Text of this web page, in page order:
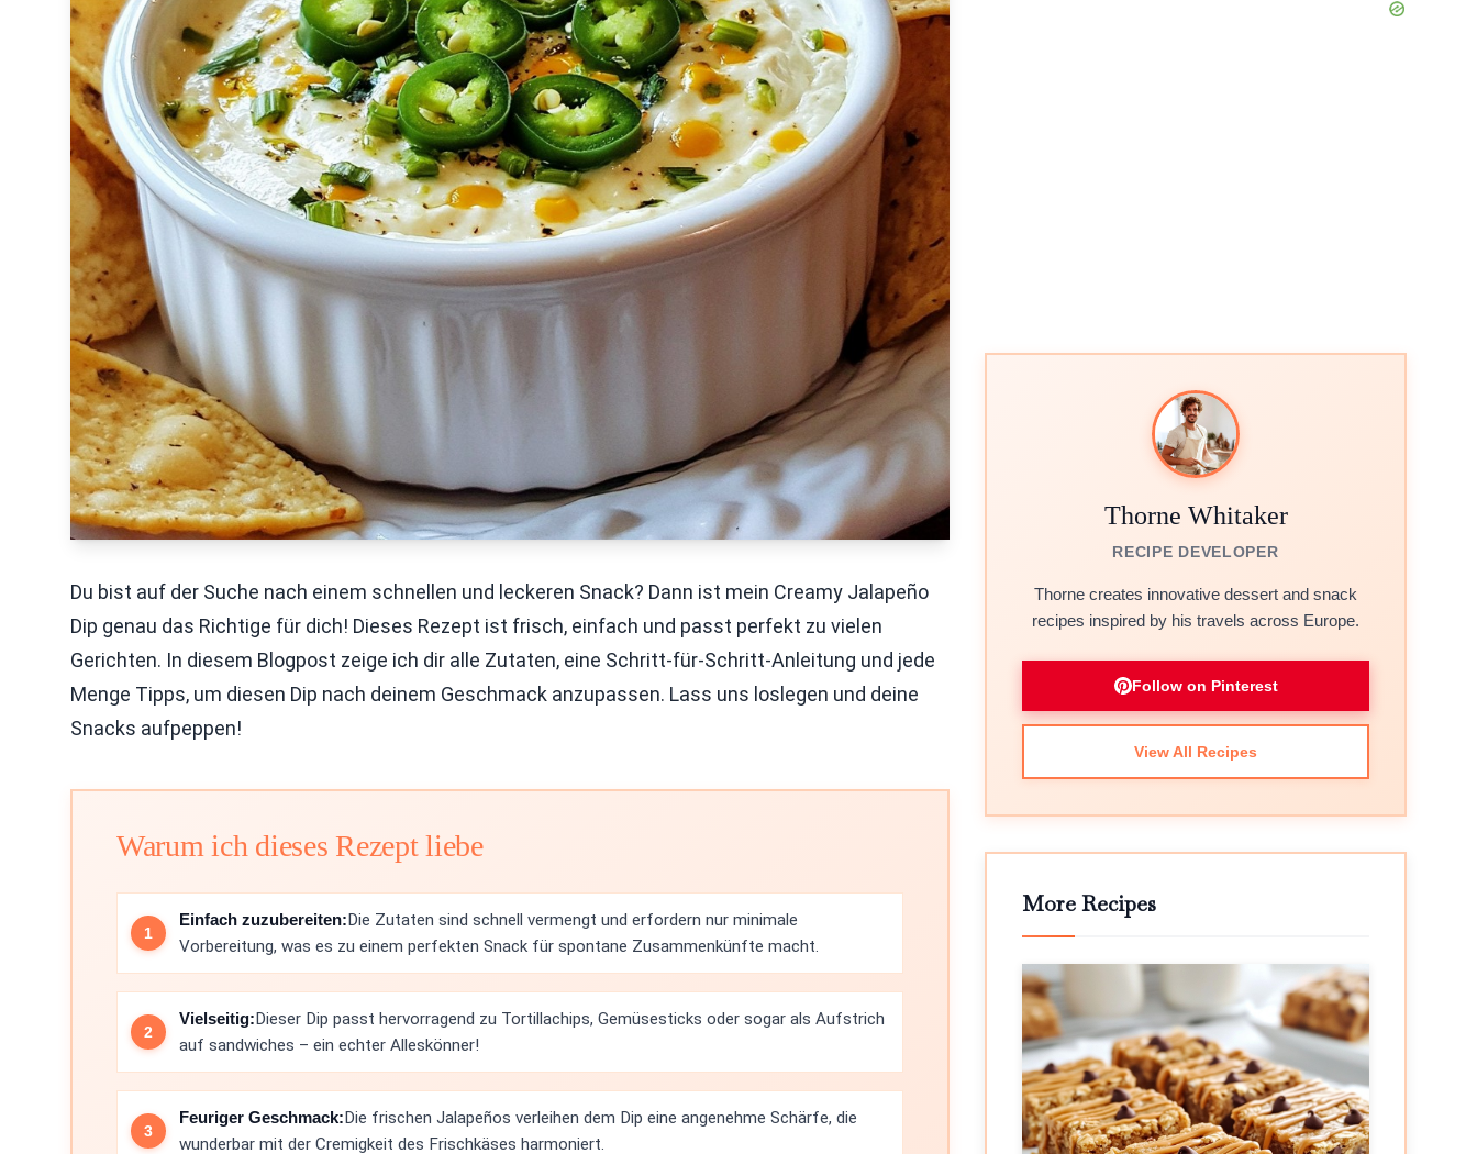
Du bist auf der Suche nach einem schnellen und leckeren Snack? Dann ist mein Creamy Jalapeño
Dip genau das Richtige für dich! Dieses Rezept ist frisch, einfach und passt perfekt zu vielen
Gerichten. In diesem Blogpost zeige ich dir alle Zutaten, eine Schritt-für-Schritt-Anleitung und jede
Menge Tipps, um diesen Dip nach deinem Geschmack anzupassen. Lass uns loslegen und deine
Snacks aufpeppen!
Warum ich dieses Rezept liebe
Einfach zuzubereiten:Die Zutaten sind schnell vermengt und erfordern nur minimale
Vorbereitung, was es zu einem perfekten Snack für spontane Zusammenkünfte macht.
Vielseitig:Dieser Dip passt hervorragend zu Tortillachips, Gemüsesticks oder sogar als Aufstrich
auf sandwiches – ein echter Alleskönner!
Feuriger Geschmack:Die frischen Jalapeños verleihen dem Dip eine angenehme Schärfe, die
wunderbar mit der Cremigkeit des Frischkäses harmoniert.
Thorne Whitaker
RECIPE DEVELOPER
Thorne creates innovative dessert and snack
recipes inspired by his travels across Europe.
Follow on Pinterest
View All Recipes
More Recipes